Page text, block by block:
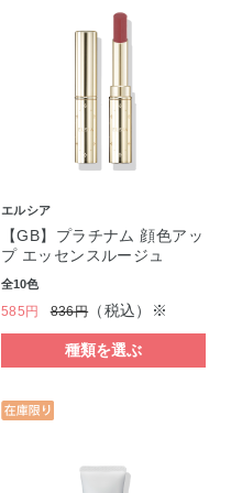
エルシア
【GB】プラチナム 顔色アッ
プ エッセンスルージュ
全10色
585円 836円（税込）※
種類を選ぶ